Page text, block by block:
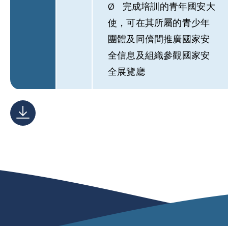
Ø 完成培訓的青年國安大
使，可在其所屬的青少年
團體及同儕間推廣國家安
全信息及組織參觀國家安
全展覽廳